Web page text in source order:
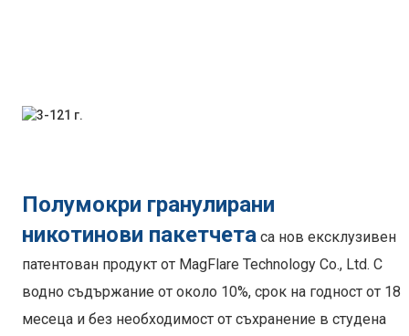
Полумокри гранулирани
никотинови пакетчета са нов ексклузивен
патентован продукт от MagFlare Technology Co., Ltd. С
водно съдържание от около 10%, срок на годност от 18
месеца и без необходимост от съхранение в студена